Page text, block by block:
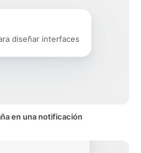
diseñar interfaces
en una notificación